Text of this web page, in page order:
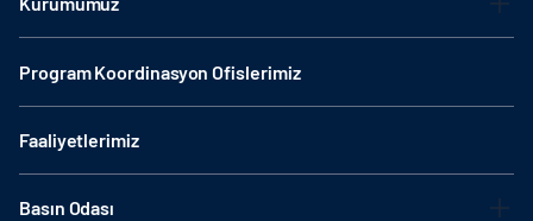
Program Koordinasyon Ofislerimiz
Faaliyetlerimiz
Basın Odası